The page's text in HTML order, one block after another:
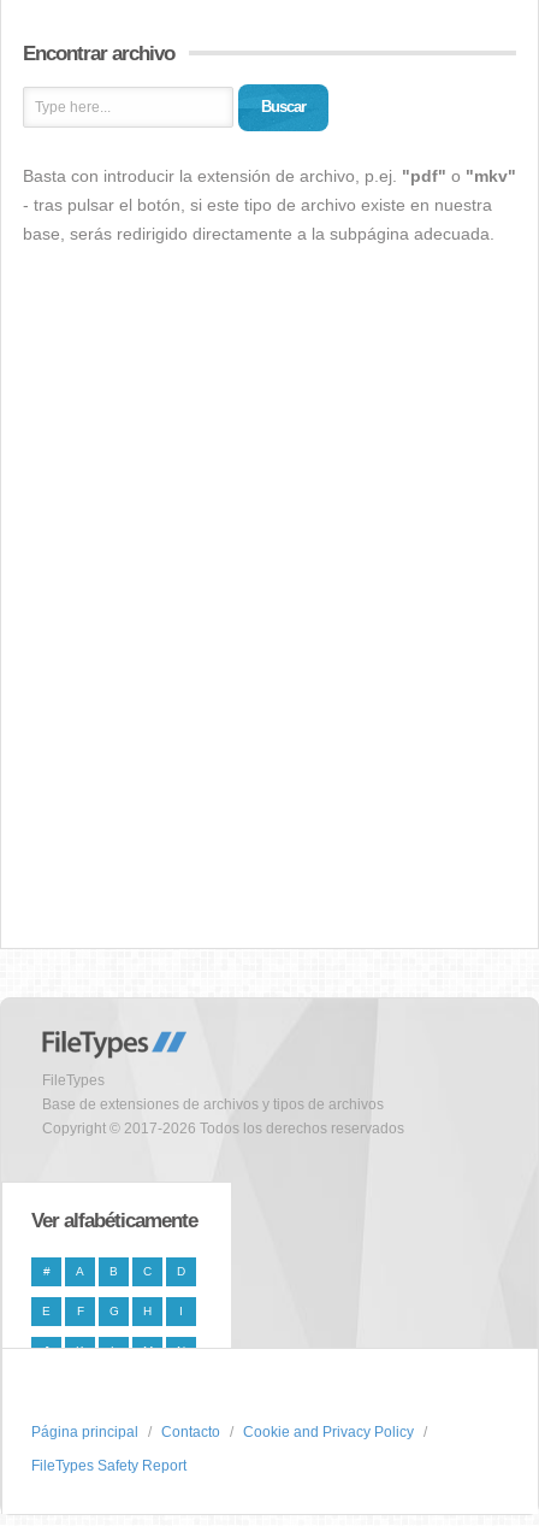
Encontrar archivo
Buscar
Basta con introducir la extensión de archivo, p.ej. "pdf" o "mkv"
- tras pulsar el botón, si este tipo de archivo existe en nuestra
base, serás redirigido directamente a la subpágina adecuada.
FileTypes
Base de extensiones de archivos y tipos de archivos
Copyright © 2017-2026 Todos los derechos reservados
Ver alfabéticamente
# A B C D
E F G H I
J K L M N
T U V W X
Y Z
Página principal Contacto
Cookie and Privacy Policy
FileTypes Safety Report